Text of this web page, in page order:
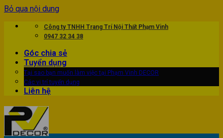
Bỏ qua nội dung
Công ty TNHH Trang Trí Nội Thất Phạm Vinh
0947 32 34 38
Góc chia sẻ
Tuyển dụng
Tại sao bạn muốn làm việc tại Phạm Vinh DECOR
Các vị trí tuyển dụng
Liên hệ